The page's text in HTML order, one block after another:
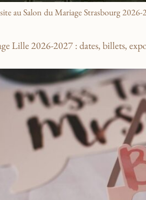
au Salon du Mariage Strasbourg
Lille 2026-2027 : dates, billets,